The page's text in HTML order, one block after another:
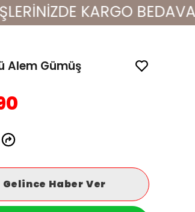
KARGO BEDAVA!
Alem Gümüş
Haber Ver